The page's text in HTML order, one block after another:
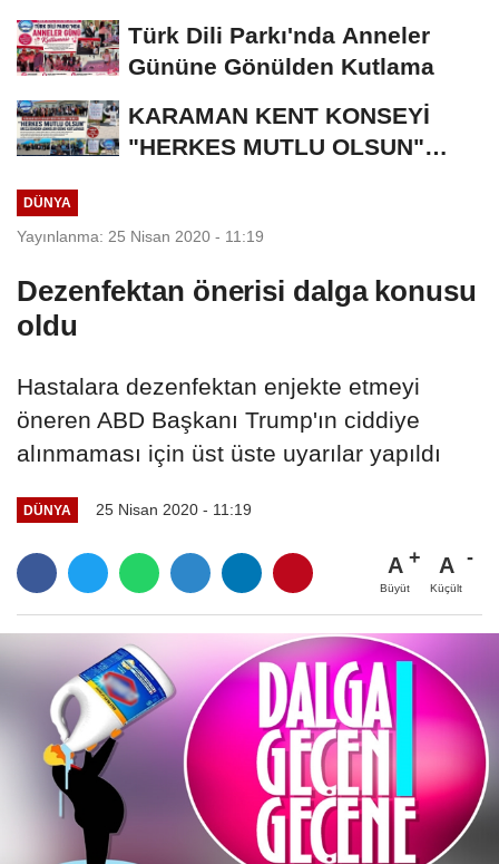
Türk Dili Parkı'nda Anneler
Gününe Gönülden Kutlama
KARAMAN KENT KONSEYİ
"HERKES MUTLU OLSUN"
DÜNYA
Yayınlanma: 25 Nisan 2020 - 11:19
Dezenfektan önerisi dalga konusu
oldu
Hastalara dezenfektan enjekte etmeyi
öneren ABD Başkanı Trump'ın ciddiye
alınmaması için üst üste uyarılar yapıldı
DÜNYA 25 Nisan 2020 - 11:19
A
Büyüt
A
Küçült